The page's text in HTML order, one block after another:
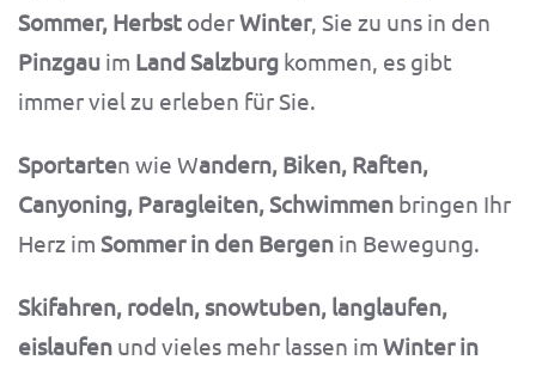
Sommer, Herbst oderWinter, Sie zu uns in den
Pinzgau im Land Salzburg kommen, es gibt
immer viel zu erleben für Sie.
Sportarten wie Wandern, Biken, Raften,
Canyoning, Paragleiten, Schwimmen bringen Ihr
Herz im Sommer in den Bergen in Bewegung.
Skifahren, rodeln, snowtuben, langlaufen,
eislaufen und vieles mehr lassen im Winter in